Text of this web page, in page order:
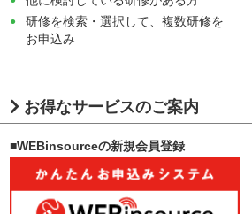
研修を検索・選択して、複数研修を
お申込み
お得なサービスのご案内
■WEBinsourceの新規会員登録